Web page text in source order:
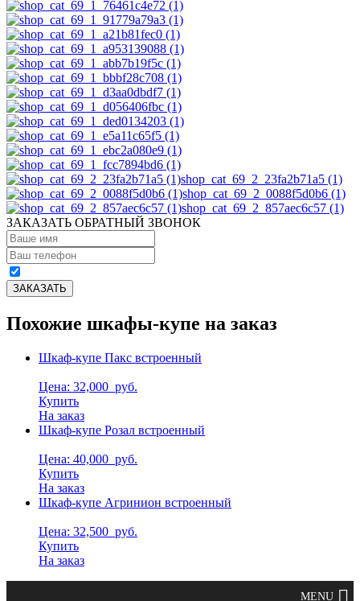
shop_cat_69_2_23fa2b71a5 (1)
shop_cat_69_2_0088f5d0b6 (1)
shop_cat_69_2_857aec6c57 (1)
ЗАКАЗАТЬ ОБРАТНЫЙ ЗВОНОК
Похожие шкафы-купе на заказ
Шкаф-купе Пакс встроенный
Цена: 32,000 руб.
Купить
На заказ
Шкаф-купе Розал встроенный
Цена: 40,000 руб.
Купить
На заказ
Шкаф-купе Агринион встроенный
Цена: 32,500 руб.
Купить
На заказ